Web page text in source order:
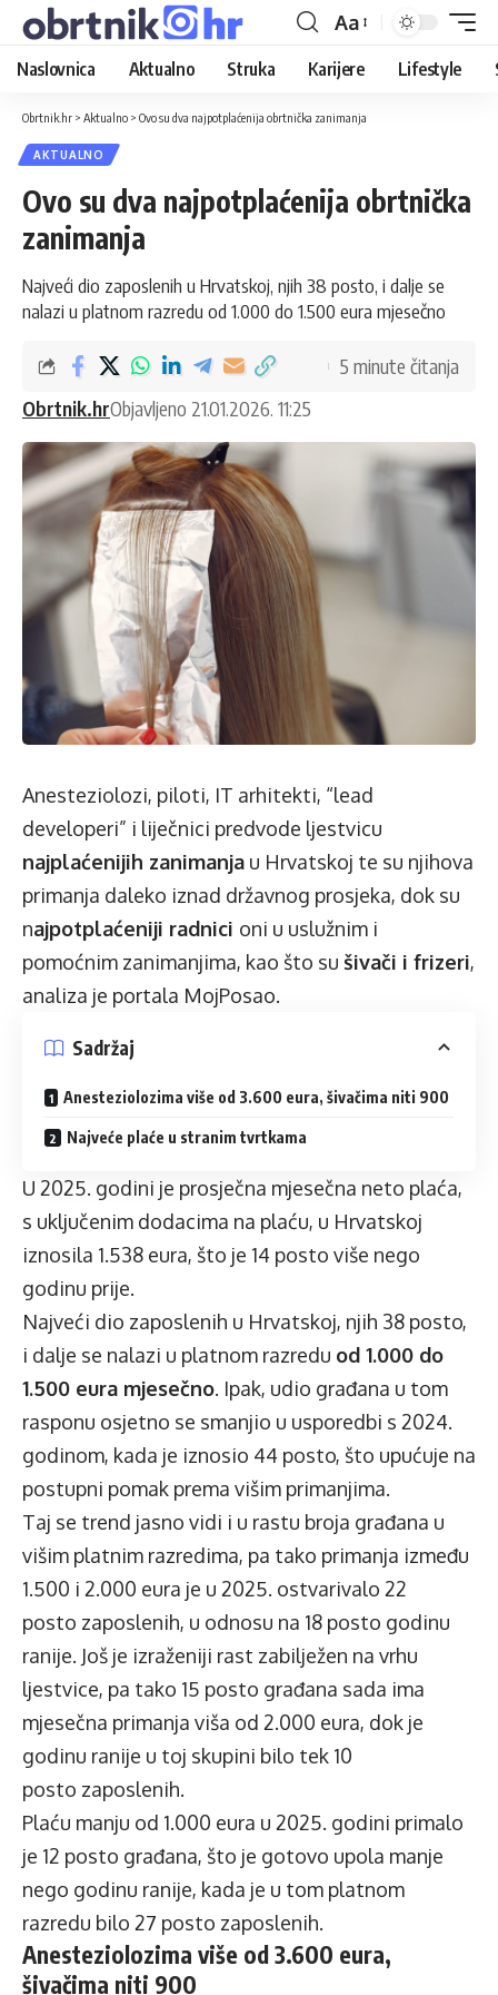
Aa
Naslovnica Aktualno Struka Karijere Lifestyle
Obrtnik.hr > Aktualno > Ovo su dva najpotplaćenija obrtnička zanimanja
AKTUALNO
Ovo su dva najpotplaćenija obrtnička
zanimanja
Najveći dio zaposlenih u Hrvatskoj, njih 38 posto, i dalje se
nalazi u platnom razredu od 1.000 do 1.500 eura mjesečno
Obrtnik.hrObjavljeno 21.01.2026. 11:25
5 minute čitanja
Anesteziolozi, piloti, IT arhitekti, “lead
developeri” i liječnici predvode ljestvicu
najplaćenijih zanimanja u Hrvatskoj te su njihova
primanja daleko iznad državnog prosjeka, dok su
najpotplaćeniji radnici oni u uslužnim i
pomoćnim zanimanjima, kao što su šivači i frizeri,
analiza je portala MojPosao.
Sadržaj
Anesteziolozima više od 3.600 eura, šivačima niti 900
Najveće plaće u stranim tvrtkama
U 2025. godini je prosječna mjesečna neto plaća,
s uključenim dodacima na plaću, u Hrvatskoj
iznosila 1.538 eura, što je 14 posto više nego
godinu prije.
Najveći dio zaposlenih u Hrvatskoj, njih 38 posto,
i dalje se nalazi u platnom razredu od 1.000 do
1.500 eura mjesečno. Ipak, udio građana u tom
rasponu osjetno se smanjio u usporedbi s 2024.
godinom, kada je iznosio 44 posto, što upućuje na
postupni pomak prema višim primanjima.
Taj se trend jasno vidi i u rastu broja građana u
višim platnim razredima, pa tako primanja između
1.500 i 2.000 eura je u 2025. ostvarivalo 22
posto zaposlenih, u odnosu na 18 posto godinu
ranije. Još je izraženiji rast zabilježen na vrhu
ljestvice, pa tako 15 posto građana sada ima
mjesečna primanja viša od 2.000 eura, dok je
godinu ranije u toj skupini bilo tek 10
posto zaposlenih.
Plaću manju od 1.000 eura u 2025. godini primalo
je 12 posto građana, što je gotovo upola manje
nego godinu ranije, kada je u tom platnom
razredu bilo 27 posto zaposlenih.
Anesteziolozima više od 3.600 eura,
šivačima niti 900